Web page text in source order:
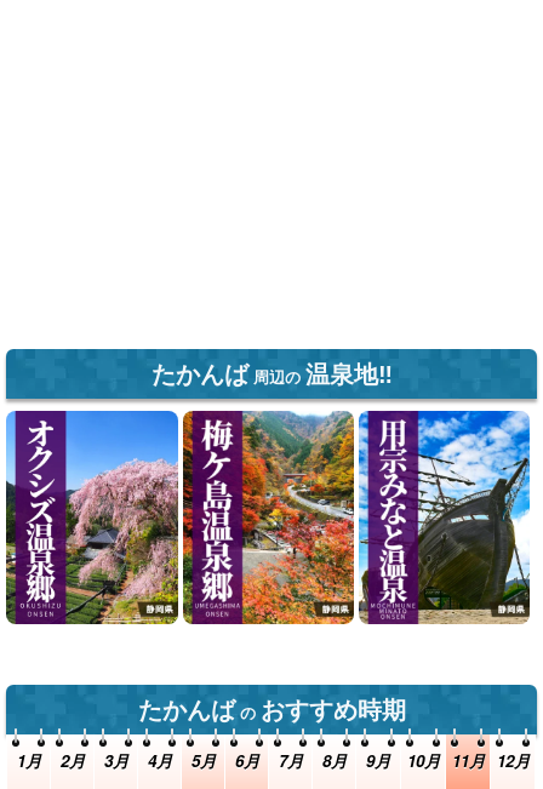
たかんば周辺の 温泉地‼
たかんばの おすすめ時期
1月 2月 3月 4月 5月 6月 7月 8月 9月 10月 11月 12月